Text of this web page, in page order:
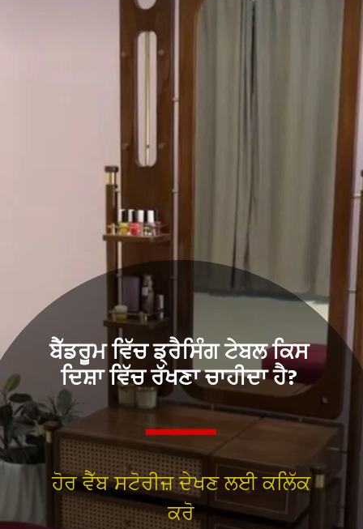
ਹੋਰ ਵੈੱਬ ਸਟੋਰੀਜ਼ ਦੇਖਣ ਲਈ ਕਲਿੱਕ
ਕਰੋ
ਬੈੱਡਰੂਮ ਵਿੱਚ ਡ੍ਰੈਸਿੰਗ ਟੇਬਲ ਕਿਸ
ਦਿਸ਼ਾ ਵਿੱਚ ਰੱਖਣਾ ਚਾਹੀਦਾ ਹੈ?